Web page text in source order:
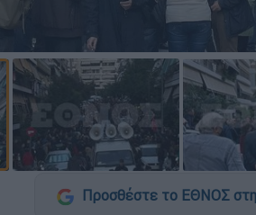
Προσθέστε το ΕΘΝΟΣ